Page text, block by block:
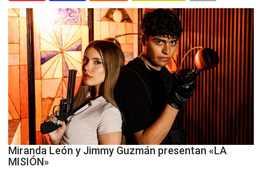
Miranda León y Jimmy Guzmán presentan «LA
MISIÓN»